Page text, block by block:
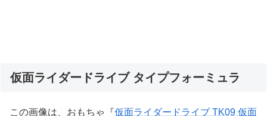
仮面ライダードライブ タイプフォーミュラ
この画像は、おもちゃ『仮面ライダードライブ TK09 仮面